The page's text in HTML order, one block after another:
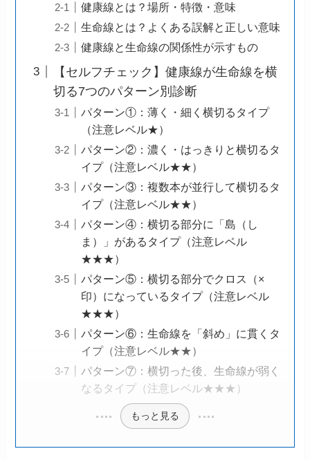
健康線とは？場所・特徴・意味
生命線とは？よくある誤解と正しい意味
健康線と生命線の関係性が示すもの
【セルフチェック】健康線が生命線を横
切る7つのパターン別診断
パターン①：薄く・細く横切るタイプ
（注意レベル★）
パターン②：濃く・はっきりと横切るタ
イプ（注意レベル★★）
パターン③：複数本が並行して横切るタ
イプ（注意レベル★★）
パターン④：横切る部分に「島（し
ま）」があるタイプ（注意レベル
★★★）
パターン⑤：横切る部分でクロス（×
印）になっているタイプ（注意レベル
★★★）
パターン⑥：生命線を「斜め」に貫くタ
イプ（注意レベル★★）
パターン⑦：横切った後、生命線が弱く
なるタイプ（注意レベル★★★）
もっと見る